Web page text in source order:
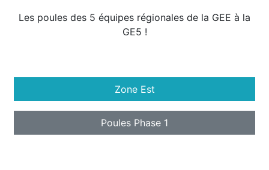
Les poules des 5 équipes régionales de la GEE à la
GE5 !
Zone Est
Poules Phase 1